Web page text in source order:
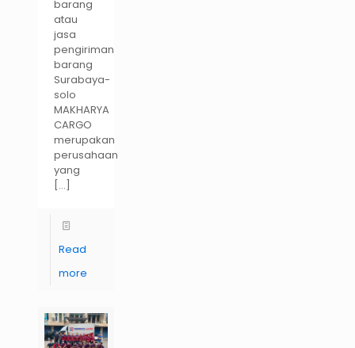
barang
atau
jasa
pengiriman
barang
Surabaya-
solo
MAKHARYA
CARGO
merupakan
perusahaan
yang
[…]
Read
more